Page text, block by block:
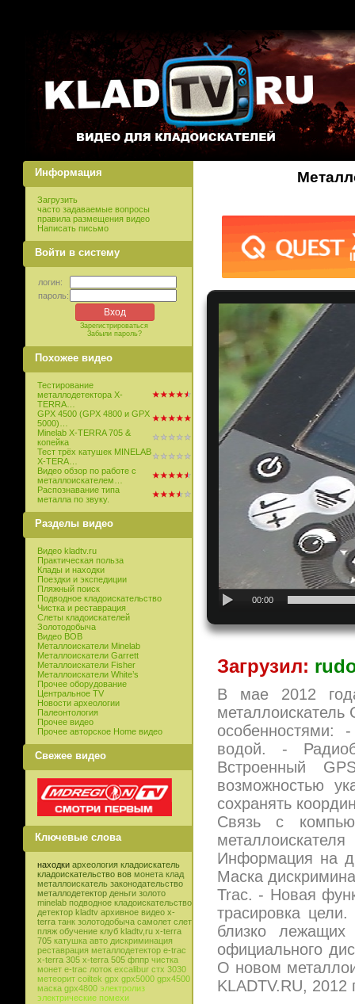
Информация
Загрузить
часто задаваемые вопросы
правила размещения видео
Написать письмо
Войти в систему
логин:
пароль:
Зарегистрироваться
Забыли пароль?
Похожее видео
Тестирование
металлодетектора X-
TERRA…
GPX 4500 (GPX 4800 и GPX
5000)…
Minelab X-TERRA 705 &
копейка
Тест трёх катушек MINELAB
X-TERA…
Видео обзор по работе с
металлоискателем…
Распознавание типа
металла по звуку.
Разделы видео
Видео kladtv.ru
Практическая польза
Клады и находки
Поездки и экспедиции
Пляжный поиск
Подводное кладоискательство
Чистка и реставрация
Слеты кладоискателей
Золотодобыча
Видео ВОВ
Металлоискатели Minelab
Металлоискатели Garrett
Металлоискатели Fisher
Металлоискатели White’s
Прочее оборудование
Центральное TV
Новости археологии
Палеонтология
Прочее видео
Прочее авторское Home видео
Свежее видео
Ключевые слова
находки археология кладоискатель
кладоискательство вов монета клад
металлоискатель законодательство
металлодетектор деньги золото
minelab подводное кладоискательство
детектор kladtv архивное видео x-
terra танк золотодобыча самолет слет
пляж обучение клуб kladtv,ru x-terra
705 катушка авто дискриминация
реставрация металлодетектор e-trac
x-terra 305 x-terra 505 фппр чистка
монет e-trac лоток excalibur стх 3030
метеорит coiltek gpx gpx5000 gpx4500
маска gpx4800 электролиз
электрические помехи
00:00
Загрузил:
В мае 2012
особенностями:
водой. -
Встроенный
возможностью
сохранять
Связь с
Информация на
Маска
Trac. - Новая
трасировка
близко
официального
О новом
KLADTV.RU, 2012